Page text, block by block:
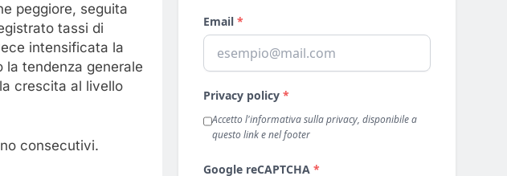
peggiore, seguita
tassi di
intensificata la
tendenza generale
crescita al livello
consecutivi.